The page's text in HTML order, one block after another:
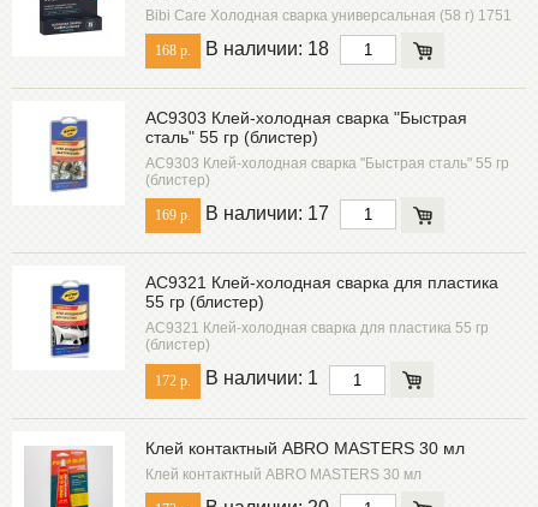
Bibi Care Холодная сварка универсальная (58 г) 1751
168 р. В наличии: 18
AC9303 Клей-холодная сварка "Быстрая
сталь" 55 гр (блистер)
AC9303 Клей-холодная сварка "Быстрая сталь" 55 гр
(блистер)
169 р. В наличии: 17
AC9321 Клей-холодная сварка для пластика
55 гр (блистер)
AC9321 Клей-холодная сварка для пластика 55 гр
(блистер)
172 р. В наличии: 1
Клей контактный ABRO MASTERS 30 мл
Клей контактный ABRO MASTERS 30 мл